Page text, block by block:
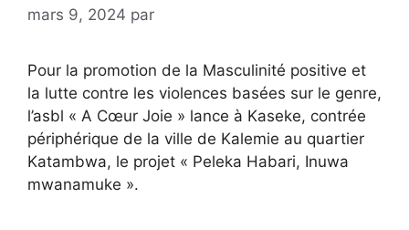
mars 9, 2024 par
Pour la promotion de la Masculinité positive et
la lutte contre les violences basées sur le genre,
l’asbl « A Cœur Joie » lance à Kaseke, contrée
périphérique de la ville de Kalemie au quartier
Katambwa, le projet « Peleka Habari, Inuwa
mwanamuke ».